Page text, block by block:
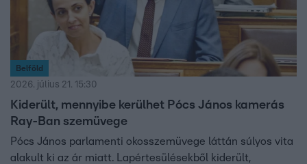
Belföld
2026. július 21. 15:30
Kiderült, mennyibe kerülhet Pócs János kamerás
Ray-Ban szemüvege
Pócs János parlamenti okosszemüvege láttán súlyos vita
alakult ki az ár miatt. Lapértesülésekből kiderült,